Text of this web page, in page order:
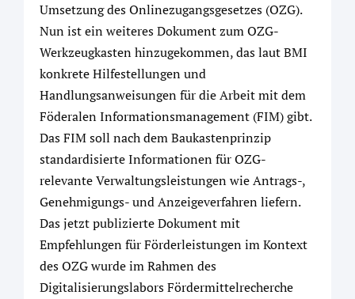
Umsetzung des Onlinezugangsgesetzes (OZG).
Nun ist ein weiteres Dokument zum OZG-
Werkzeugkasten hinzugekommen, das laut BMI
konkrete Hilfestellungen und
Handlungsanweisungen für die Arbeit mit dem
Föderalen Informationsmanagement (FIM) gibt.
Das FIM soll nach dem Baukastenprinzip
standardisierte Informationen für OZG-
relevante Verwaltungsleistungen wie Antrags-,
Genehmigungs- und Anzeigeverfahren liefern.
Das jetzt publizierte Dokument mit
Empfehlungen für Förderleistungen im Kontext
des OZG wurde im Rahmen des
Digitalisierungslabors Fördermittelrecherche